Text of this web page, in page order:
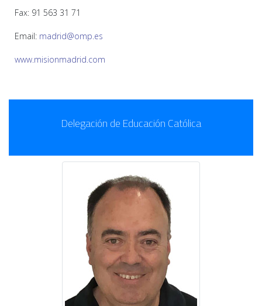
Fax: 91 563 31 71
Email: madrid@omp.es
www.misionmadrid.com
Delegación de Educación Católica